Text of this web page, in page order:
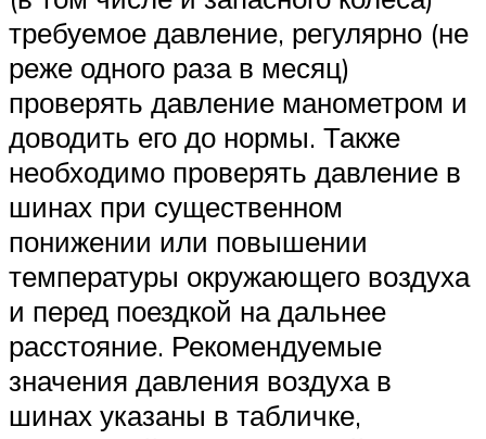
требуемое давление, регулярно (не
реже одного раза в месяц)
проверять давление манометром и
доводить его до нормы. Также
необходимо проверять давление в
шинах при существенном
понижении или повышении
температуры окружающего воздуха
и перед поездкой на дальнее
расстояние. Рекомендуемые
значения давления воздуха в
шинах указаны в табличке,